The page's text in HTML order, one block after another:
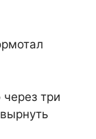
три